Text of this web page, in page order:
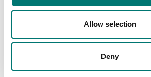
Allow selection
Deny
Små hängvågar
PRODUKTER
Sauter